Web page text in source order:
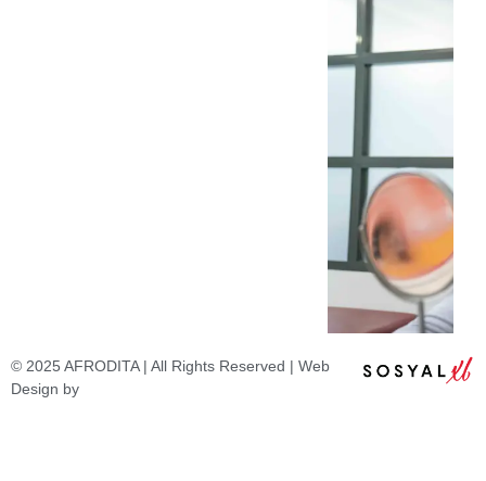
© 2025 AFRODITA | All Rights Reserved | Web
Design by